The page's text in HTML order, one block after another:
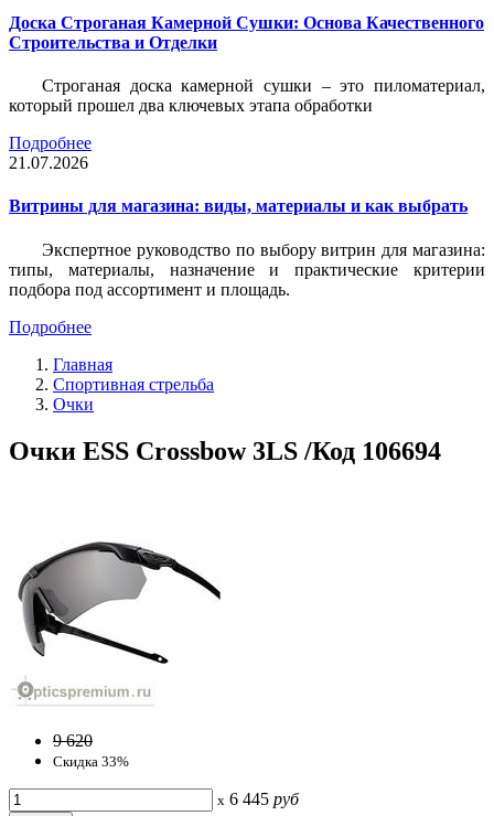
Доска Строганая Камерной Сушки: Основа Качественного
Строительства и Отделки
Строганая доска камерной сушки – это пиломатериал,
который прошел два ключевых этапа обработки
Подробнее
21.07.2026
Витрины для магазина: виды, материалы и как выбрать
Экспертное руководство по выбору витрин для магазина:
типы, материалы, назначение и практические критерии
подбора под ассортимент и площадь.
Подробнее
Главная
Спортивная стрельба
Очки
Очки ESS Crossbow 3LS /Код 106694
9 620
Скидка 33%
x 6 445 руб